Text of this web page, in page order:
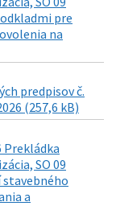
pre
na
predpisov č.
(257,6 kB)
Prekládka
SO 09
a